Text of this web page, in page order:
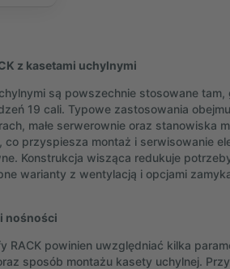
z kasetami uchylnymi
są powszechnie stosowane
19 cali. Typowe zastosowania
małe serwerownie oraz stanowiska
przyspiesza montaż i serwisowanie
Konstrukcja wisząca redukuje
warianty z wentylacją i opcjami
nośności
RACK powinien uwzględniać kilka
sposób montażu kasety uchylnej.